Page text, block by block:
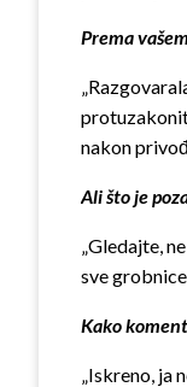
Prema
nakon
Ali što je
„Gledajte,
sve
Kako
„Iskreno, ja